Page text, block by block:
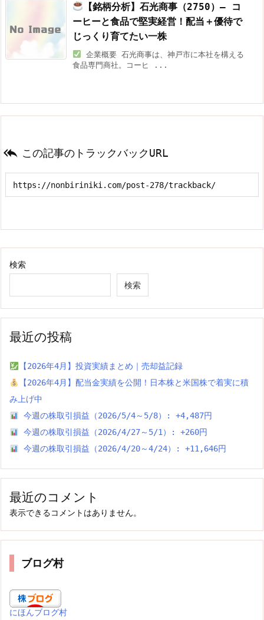
【銘柄分析】石光商事（2750）― コ
ーヒーと食品で堅実経営！配当＋優待で
じっくり育てたい一株
企業概要 石光商事は、神戸市に本社を構える
食品専門商社。コーヒ ...
 この記事のトラックバックURL
検索
検索
最近の投稿
【2026年4月】投資実績まとめ｜売却益記録
【2026年4月】配当金実績を公開！日本株と米国株で着実に積
み上げ中
今週の株取引損益（2026/5/4～5/8）: +4,487円
今週の株取引損益（2026/4/27～5/1）: +260円
今週の株取引損益（2026/4/20～4/24）: +11,646円
最近のコメント
表示できるコメントはありません。
ブログ村
にほんブログ村